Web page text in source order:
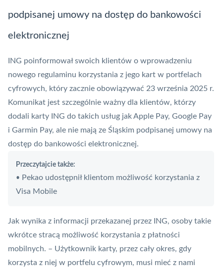
podpisanej umowy na dostęp do bankowości
elektronicznej
ING poinformował swoich klientów o wprowadzeniu
nowego regulaminu korzystania z jego kart w portfelach
cyfrowych, który zacznie obowiązywać 23 września 2025 r.
Komunikat jest szczególnie ważny dla klientów, którzy
dodali karty ING do takich usług jakApple Pay, Google Pay
i Garmin Pay, ale nie mają ze Śląskim podpisanej umowy na
dostęp do bankowości elektronicznej.
Przeczytajcie także:
• Pekao udostępnił klientom możliwość korzystania z
Visa Mobile
Jak wynika z informacji przekazanej przez ING, osoby takie
wkrótce stracą możliwość korzystania z płatności
mobilnych. – Użytkownik karty, przez cały okres, gdy
korzysta z niej w portfelu cyfrowym, musi mieć z nami